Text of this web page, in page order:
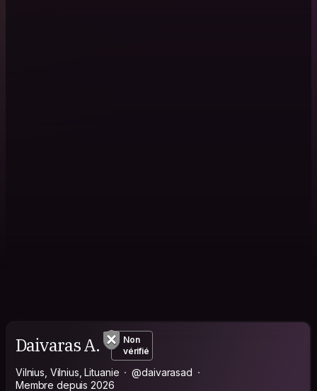
Daivaras A.
Non
vérifié
Vilnius, Vilnius, Lituanie
@daivarasad
Membre depuis 2026